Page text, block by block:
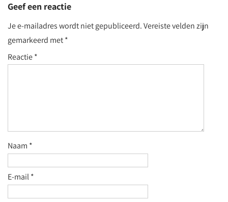
Geef een reactie
Je e-mailadres wordt niet gepubliceerd.Vereiste velden zijn
gemarkeerd met*
Reactie*
Naam *
E-mail*